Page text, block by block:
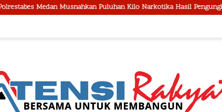
Puluhan Kilo Narkotika Hasil Pengungkapan Jaringan